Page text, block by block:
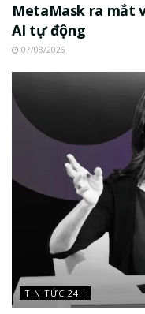
MetaMask ra mắt
AI tự động
07/08/2026
TIN TỨC 24H